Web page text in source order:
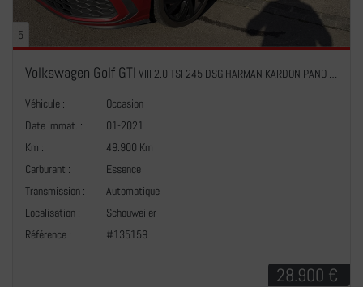
5
Volkswagen Golf GTI VIII 2.0 TSI 245 DSG HARMAN KARDON PANO NAVI ACC
Véhicule :
Occasion
Date immat. :
01-2021
Km :
49.900 Km
Carburant :
Essence
Transmission :
Automatique
Localisation :
Schouweiler
Référence :
#135159
28.900 €